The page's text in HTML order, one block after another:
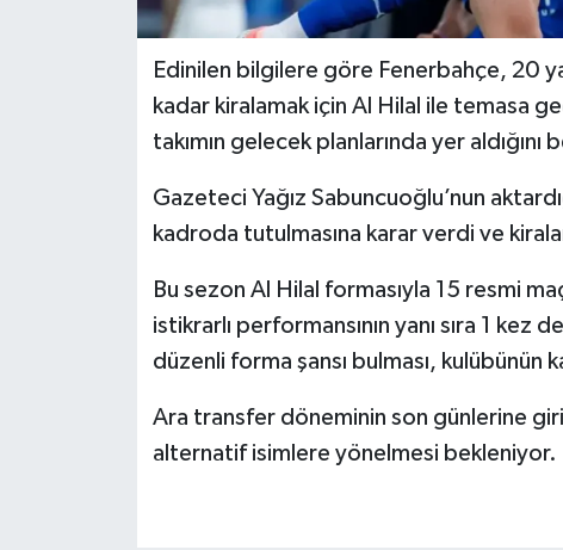
Edinilen bilgilere göre Fenerbahçe, 20
kadar kiralamak için Al Hilal ile temasa
takımın gelecek planlarında yer
Gazeteci Yağız Sabuncuoğlu’nun
kadroda tutulmasına karar verdi ve
Bu sezon Al Hilal formasıyla 15 resmi
istikrarlı performansının yanı sıra 1
düzenli forma şansı bulması, kulübünün
Ara transfer döneminin son günlerine
alternatif isimlere yönelmesi bekleniyor.